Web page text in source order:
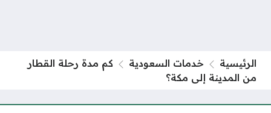
الرئيسية خدمات السعودية
كم مدة رحلة القطار
من المدينة إلى مكة؟